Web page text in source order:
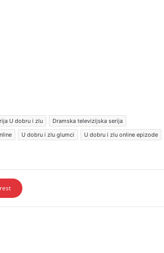
U dobru i zlu
Dramska televizijska serija
U dobru i zlu glumci
U dobru i zlu online epizode